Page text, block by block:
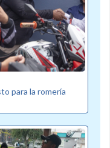
para la romería